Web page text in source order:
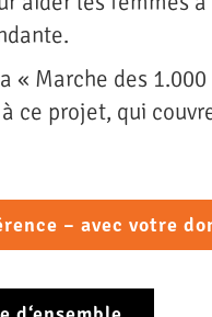
« Marche des
ce projet, qui
– avec votre